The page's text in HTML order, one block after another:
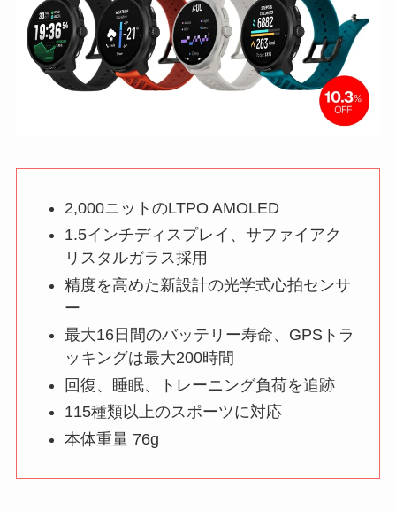
2,000ニットのLTPO AMOLED
1.5インチディスプレイ、サファイアク
リスタルガラス採用
精度を高めた新設計の光学式心拍センサ
ー
最大16日間のバッテリー寿命、GPSトラ
ッキングは最大200時間
回復、睡眠、トレーニング負荷を追跡
115種類以上のスポーツに対応
本体重量 76g